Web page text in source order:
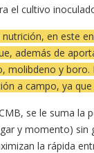
el cultivo
en este
además de
molibdeno y
a campo, ya
se le suma la
y momento) sin
la rápida